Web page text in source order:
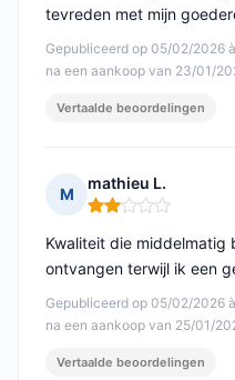
Gepubliceerd op 05/02/2026
na een aankoop van 23/01/
tevreden met mijn
Vertaalde beoordelingen
M
mathieu L.
Opmerking: 2 van 5
Gepubliceerd op 05/02/2026
na een aankoop van 25/01/
Kwaliteit die middelmatig
ontvangen terwijl ik een
Vertaalde beoordelingen